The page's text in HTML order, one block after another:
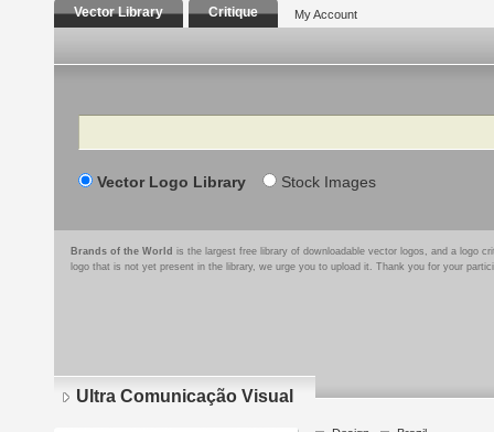
Vector Library Critique My Account
Search
Vector Logo Library Stock Images
Brands of the World is the largest free library of downloadable vector logos, and a logo
logo that is not yet present in the library, we urge you to upload it. Thank you for your
Ultra Comunicação Visual